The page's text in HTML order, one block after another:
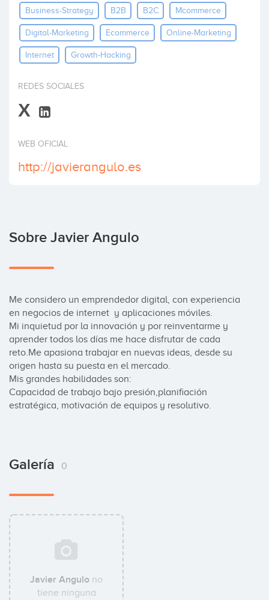
Invertir
Business-Strategy B2B B2C Mcommerce
Digital-Marketing Ecommerce Online-Marketing
Internet Growth-Hacking
REDES SOCIALES
X
WEB OFICIAL
http://javierangulo.es
Sobre Javier Angulo
Me considero un emprendedor digital, con experiencia
en negocios de internet  y aplicaciones móviles.
Mi inquietud por la innovación y por reinventarme y
aprender todos los días me hace disfrutar de cada
reto.Me apasiona trabajar en nuevas ideas, desde su
origen hasta su puesta en el mercado.
Mis grandes habilidades son:
Capacidad de trabajo bajo presión,planifiación
estratégica, motivación de equipos y resolutivo.
Galería 0
Javier Angulo no
tiene ninguna